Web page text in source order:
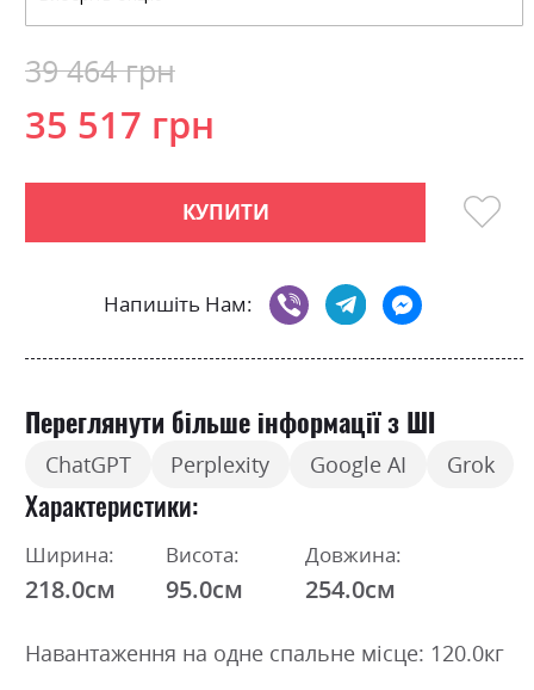
35 517 грн
39 464 грн
КУПИТИ
Напишіть Нам:
Переглянути більше інформації з ШІ
ChatGPT Perplexity Google AI Grok
Характеристики
Ширина:
218.0см
Висота:
95.0см
Довжина:
254.0см
Навантаження на одне спальне місце: 120.0кг